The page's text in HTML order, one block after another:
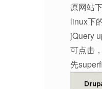
原网站
linux下
jQuery
可点击
先